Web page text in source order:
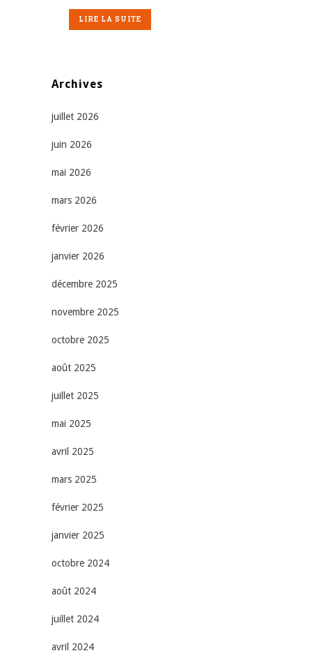
LIRE LA SUITE
Archives
juillet 2026
juin 2026
mai 2026
mars 2026
février 2026
janvier 2026
décembre 2025
novembre 2025
octobre 2025
août 2025
juillet 2025
mai 2025
avril 2025
mars 2025
février 2025
janvier 2025
octobre 2024
août 2024
juillet 2024
avril 2024